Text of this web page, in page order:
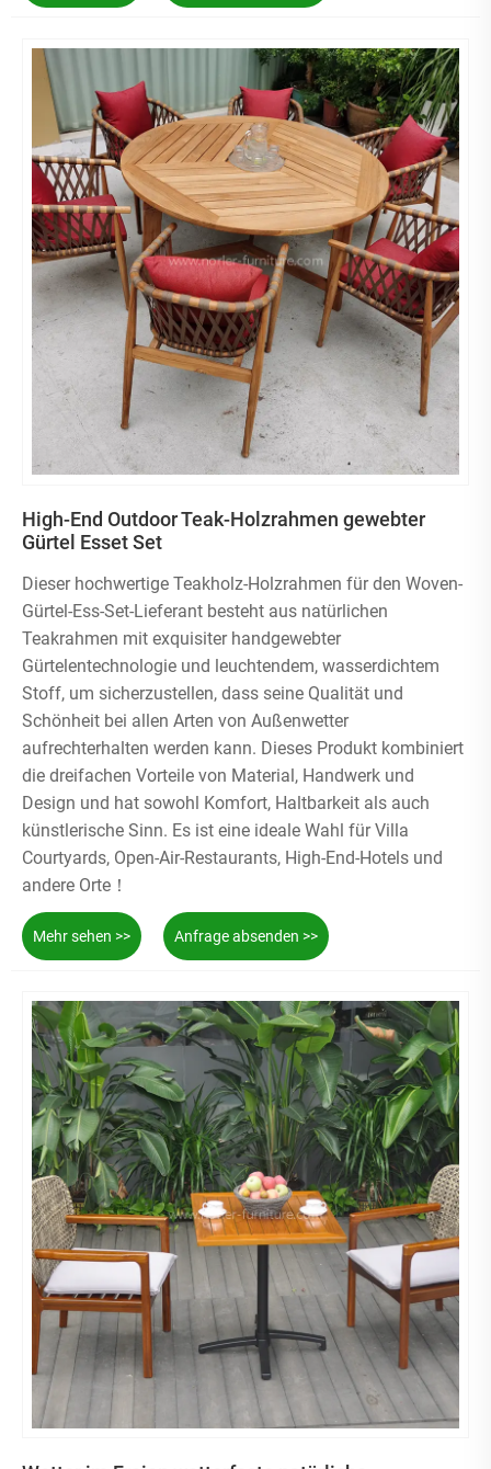
High-End Outdoor Teak-Holzrahmen gewebter
Gürtel Esset Set
Dieser hochwertige Teakholz-Holzrahmen für den Woven-
Gürtel-Ess-Set-Lieferant besteht aus natürlichen
Teakrahmen mit exquisiter handgewebter
Gürtelentechnologie und leuchtendem, wasserdichtem
Stoff, um sicherzustellen, dass seine Qualität und
Schönheit bei allen Arten von Außenwetter
aufrechterhalten werden kann. Dieses Produkt kombiniert
die dreifachen Vorteile von Material, Handwerk und
Design und hat sowohl Komfort, Haltbarkeit als auch
künstlerische Sinn. Es ist eine ideale Wahl für Villa
Courtyards, Open-Air-Restaurants, High-End-Hotels und
andere Orte！
Mehr sehen >> Anfrage absenden >>